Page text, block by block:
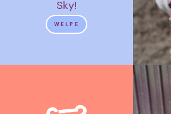
Sky!
WELPE